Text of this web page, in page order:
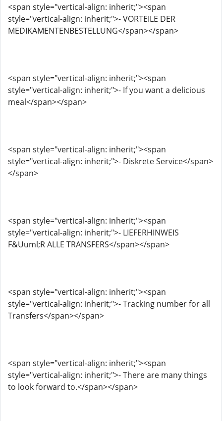
<span style="vertical-align: inherit;"><span
style="vertical-align: inherit;">- VORTEILE DER
MEDIKAMENTENBESTELLUNG</span></span>
<span style="vertical-align: inherit;"><span
style="vertical-align: inherit;">- If you want a delicious
meal</span></span>
<span style="vertical-align: inherit;"><span
style="vertical-align: inherit;">- Diskrete Service</span>
</span>
<span style="vertical-align: inherit;"><span
style="vertical-align: inherit;">- LIEFERHINWEIS
F&Uuml;R ALLE TRANSFERS</span></span>
<span style="vertical-align: inherit;"><span
style="vertical-align: inherit;">- Tracking number for all
Transfers</span></span>
<span style="vertical-align: inherit;"><span
style="vertical-align: inherit;">- There are many things
to look forward to.</span></span>